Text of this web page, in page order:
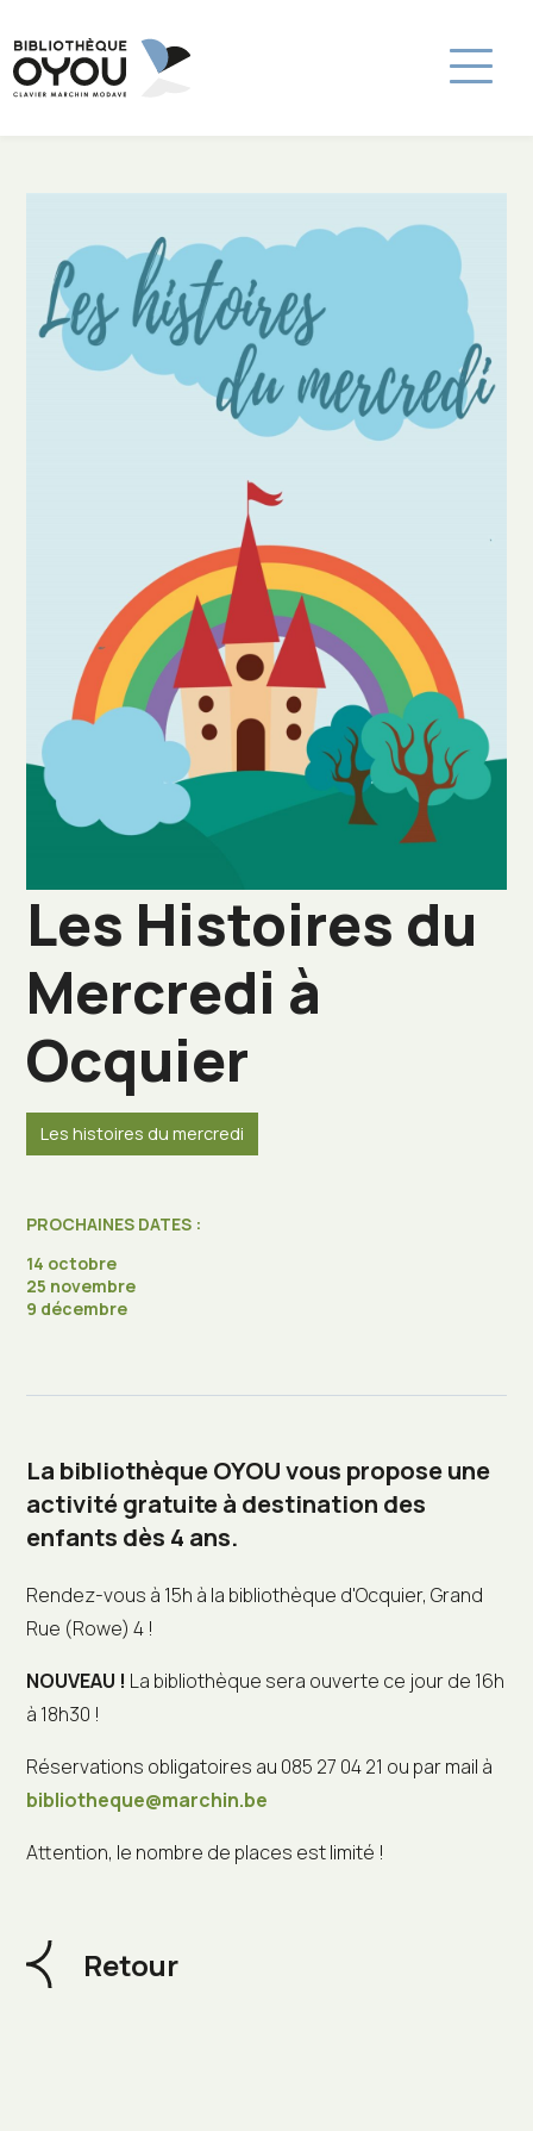
Les Histoires du
Mercredi à
Ocquier
Les histoires du mercredi
PROCHAINES DATES :
14 octobre
25 novembre
9 décembre
La bibliothèque OYOU vous propose une
activité gratuite à destination des
enfants dès 4 ans.
Rendez-vous à 15h à la bibliothèque d'Ocquier, Grand
Rue (Rowe) 4 !
NOUVEAU ! La bibliothèque sera ouverte ce jour de 16h
à 18h30 !
Réservations obligatoires au 085 27 04 21 ou par mail à
bibliotheque@marchin.be
Attention, le nombre de places est limité !
Retour